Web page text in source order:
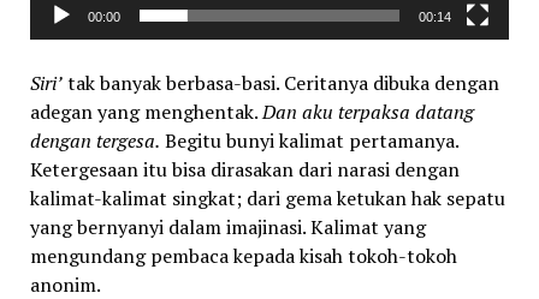
00:00 00:14
Siri’tak banyak berbasa-basi. Ceritanya dibuka dengan
adegan yang menghentak.Dan aku terpaksa datang
dengan tergesa. Begitu bunyi kalimat pertamanya.
Ketergesaan itu bisa dirasakan dari narasi dengan
kalimat-kalimat singkat; dari gema ketukan hak sepatu
yang bernyanyi dalam imajinasi. Kalimat yang
mengundang pembaca kepada kisah tokoh-tokoh
anonim.